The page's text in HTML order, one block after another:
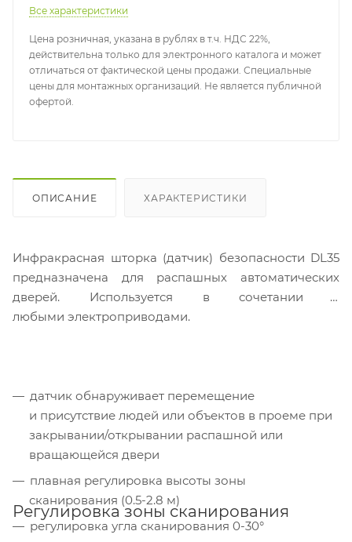
Все характеристики
Цена розничная, указана в рублях в т.ч. НДС 22%,
действительна только для электронного каталога и может
отличаться от фактической цены продажи. Специальные
цены для монтажных организаций. Не является публичной
офертой.
ОПИСАНИЕ ХАРАКТЕРИСТИКИ
Инфракрасная шторка (датчик) безопасности DL35
предназначена для распашных автоматических
дверей. Используется в сочетании с
любыми электроприводами.
датчик обнаруживает перемещение
и присутствие людей или объектов в проеме при
закрывании/открывании распашной или
вращающейся двери
плавная регулировка высоты зоны
сканирования (0.5-2.8 м)
регулировка угла сканирования 0-30°
Регулировка зоны сканирования